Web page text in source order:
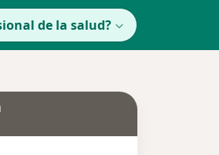
de la salud?